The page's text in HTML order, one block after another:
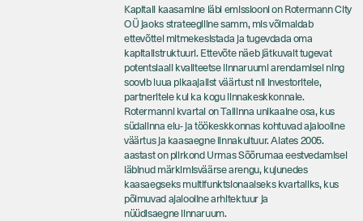
Kapitali kaasamine läbi emissiooni on Rotermann City
OÜ jaoks strateegiline samm, mis võimaldab
ettevõttel mitmekesistada ja tugevdada oma
kapitalistruktuuri. Ettevõte näeb jätkuvalt tugevat
potentsiaali kvaliteetse linnaruumi arendamisel ning
soovib luua pikaajalist väärtust nii investoritele,
partneritele kui ka kogu linnakeskkonnale.
Rotermanni kvartal on Tallinna unikaalne osa, kus
südalinna elu- ja töökeskkonnas kohtuvad ajalooline
väärtus ja kaasaegne linnakultuur. Alates 2005.
aastast on piirkond Urmas Sõõrumaa eestvedamisel
läbinud märkimisväärse arengu, kujunedes
kaasaegseks multifunktsionaalseks kvartaliks, kus
põimuvad ajalooline arhitektuur ja
nüüdisaegne linnaruum.